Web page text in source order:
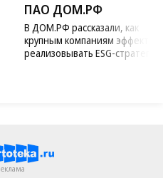
ПАО ДОМ.РФ
В ДОМ.РФ рассказали, как
крупным компаниям
реализовывать ESG-стратегию